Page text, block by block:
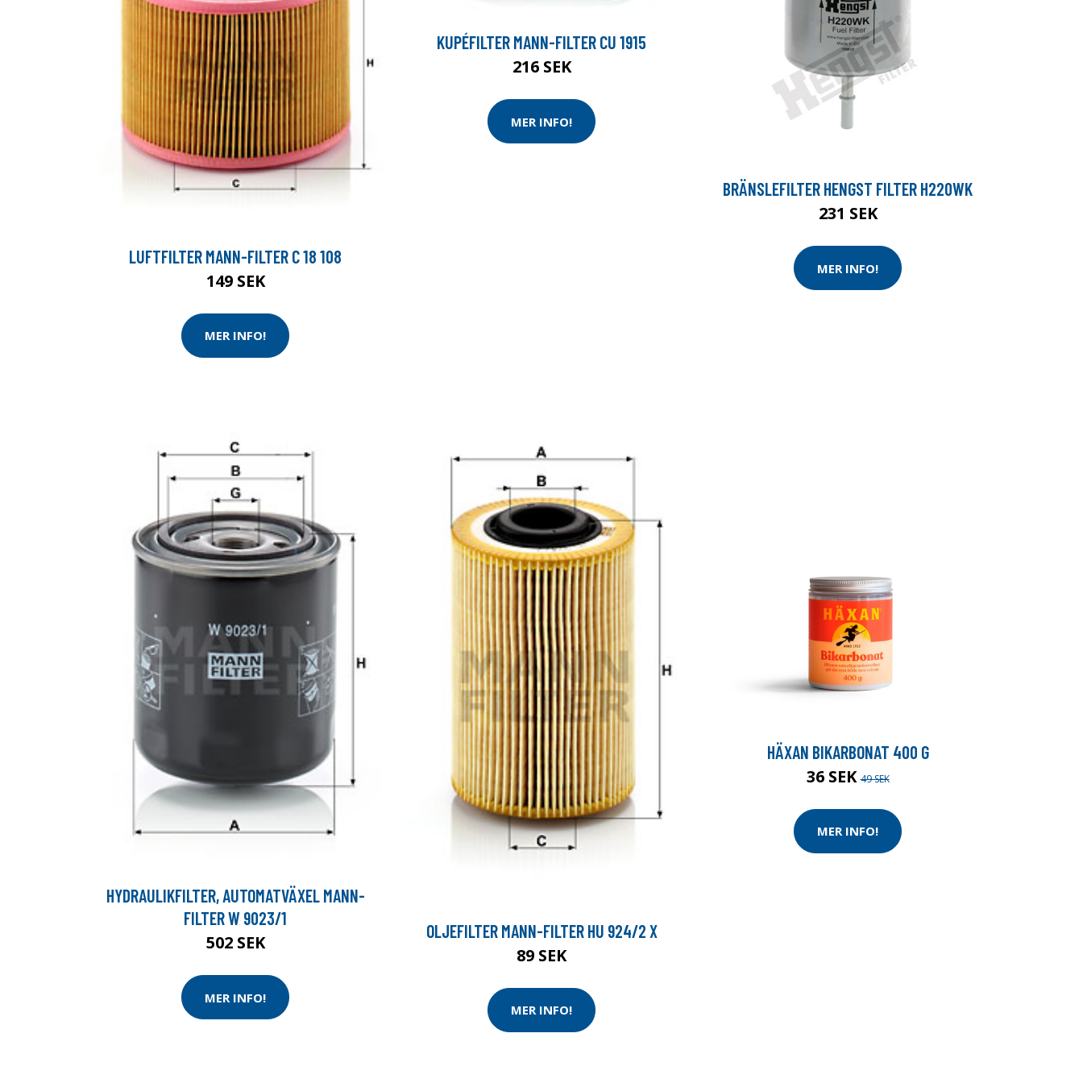
LUFTFILTER MANN-FILTER C 18 108
149 SEK
MER INFO!
KUPÉFILTER MANN-FILTER CU 1915
216 SEK
MER INFO!
BRÄNSLEFILTER HENGST FILTER H220WK
231 SEK
MER INFO!
HYDRAULIKFILTER, AUTOMATVÄXEL MANN-
FILTER W 9023/1
502 SEK
MER INFO!
OLJEFILTER MANN-FILTER HU 924/2 X
89 SEK
MER INFO!
HÄXAN BIKARBONAT 400 G
36 SEK49 SEK
MER INFO!